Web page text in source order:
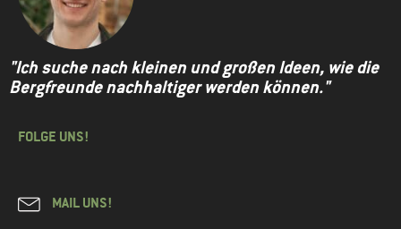
"Ich suche nach kleinen und großen Ideen, wie die
Bergfreunde nachhaltiger werden können."
FOLGE UNS!
MAIL UNS!